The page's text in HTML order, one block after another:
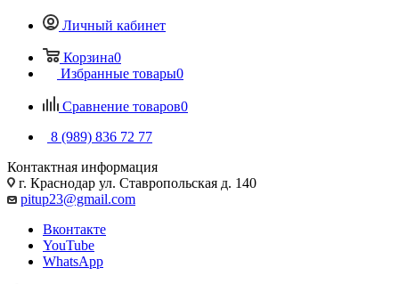
Личный кабинет
Корзина0
Избранные товары0
Сравнение товаров0
8 (989) 836 72 77
Контактная информация
г. Краснодар ул. Ставропольская д. 140
pitup23@gmail.com
Вконтакте
YouTube
WhatsApp